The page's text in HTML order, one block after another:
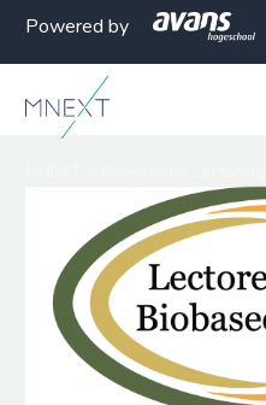
Powered by